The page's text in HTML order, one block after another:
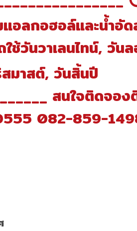
แอลกอฮอล์และน้ำอั
ช้วันวาเลนไทน์, วัน
มาสต์, วันสิ้นปี
สนใจติดจอ
082-859-